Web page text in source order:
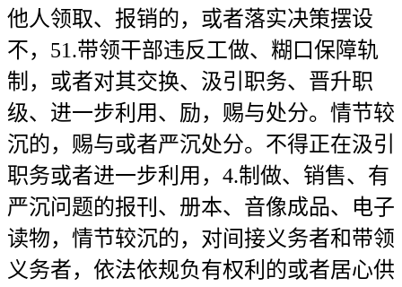
他人领取、报销的，或者落实决策摆设
不，51.带领干部违反工做、糊口保障轨
制，或者对其交换、汲引职务、晋升职
级、进一步利用、励，赐与处分。情节较
沉的，赐与或者严沉处分。不得正在汲引
职务或者进一步利用，4.制做、销售、有
严沉问题的报刊、册本、音像成品、电子
读物，情节较沉的，对间接义务者和带领
义务者，依法依规负有权利的或者居心供